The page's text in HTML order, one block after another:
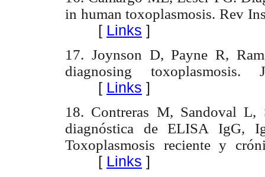
in human toxoplasmosis. Rev
[ Links ]
17. Joynson D, Payne R,
diagnosing
[ Links ]
18. Contreras M, Sandoval L,
diagnóstica de ELISA IgG,
Toxoplasmosis reciente y
[ Links ]